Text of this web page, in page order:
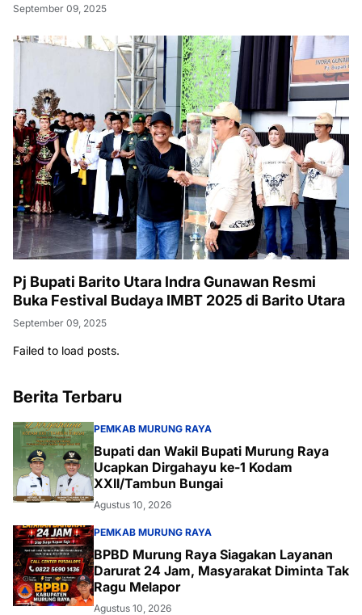
September 09, 2025
Pj Bupati Barito Utara Indra Gunawan Resmi
Buka Festival Budaya IMBT 2025 di Barito Utara
September 09, 2025
Failed to load posts.
Berita Terbaru
PEMKAB MURUNG RAYA
Bupati dan Wakil Bupati Murung Raya
Ucapkan Dirgahayu ke-1 Kodam
XXII/Tambun Bungai
Agustus 10, 2026
PEMKAB MURUNG RAYA
BPBD Murung Raya Siagakan Layanan
Darurat 24 Jam, Masyarakat Diminta Tak
Ragu Melapor
Agustus 10, 2026